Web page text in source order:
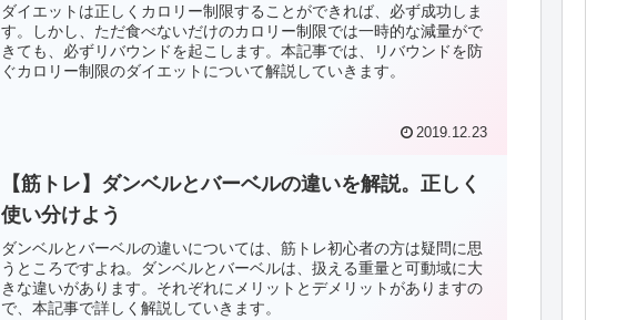
ダイエットは正しくカロリー制限することができれば、必ず成功しま
す。しかし、ただ食べないだけのカロリー制限では一時的な減量がで
きても、必ずリバウンドを起こします。本記事では、リバウンドを防
ぐカロリー制限のダイエットについて解説していきます。
2019.12.23
【筋トレ】ダンベルとバーベルの違いを解説。正しく
使い分けよう
ダンベルとバーベルの違いについては、筋トレ初心者の方は疑問に思
うところですよね。ダンベルとバーベルは、扱える重量と可動域に大
きな違いがあります。それぞれにメリットとデメリットがありますの
で、本記事で詳しく解説していきます。